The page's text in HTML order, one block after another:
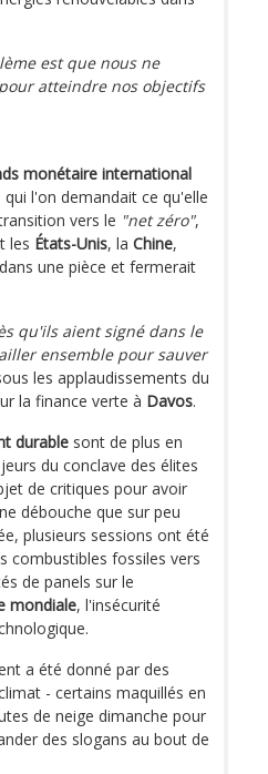
est que nous ne
atteindre nos objectifs
monétaire international
l'on demandait ce qu'elle
vers le "net zéro",
les États-Unis, la Chine,
dans une pièce et fermerait
qu'ils aient signé dans le
ensemble pour sauver
les applaudissements du
la finance verte à Davos.
durable sont de plus en
du conclave des élites
de critiques pour avoir
débouche que sur peu
plusieurs sessions ont été
combustibles fossiles vers
de panels sur le
mondiale, l'insécurité
a été donné par des
- certains maquillés en
de neige dimanche pour
des slogans au bout de